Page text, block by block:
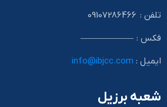
تلفن : 09107286466
فکس : ——————
ایمیل : info@ibjcc.com
شعبه برزیل